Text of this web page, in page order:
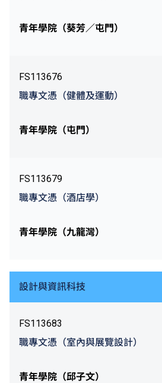
青年學院（葵芳／屯門）
FS113676
職專文憑（健體及運動）
青年學院（屯門）
FS113679
職專文憑（酒店學）
青年學院（九龍灣）
設計與資訊科技
FS113683
職專文憑（室內與展覽設計）
青年學院（邱子文）